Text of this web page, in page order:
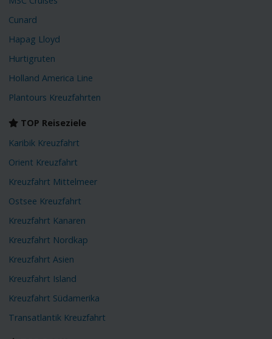
Cunard
Hapag Lloyd
Hurtigruten
Holland America Line
Plantours Kreuzfahrten
TOP Reiseziele
Karibik Kreuzfahrt
Orient Kreuzfahrt
Kreuzfahrt Mittelmeer
Ostsee Kreuzfahrt
Kreuzfahrt Kanaren
Kreuzfahrt Nordkap
Kreuzfahrt Asien
Kreuzfahrt Island
Kreuzfahrt Südamerika
Transatlantik Kreuzfahrt